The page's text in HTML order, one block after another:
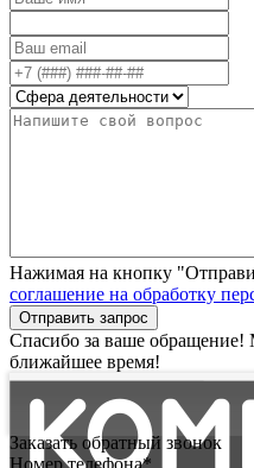
Нажимая на кнопку
соглашение на обработку
Отправить запрос
Спасибо за ваше
ближайшее время!
Заказать обратный звонок